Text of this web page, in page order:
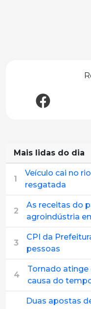
Mais lidas do dia
1
Veículo cai no
resgatada
2
As receitas do
agroindústria
3
CPI da
pessoas
4
Tornado atinge
causa do
Duas apostas